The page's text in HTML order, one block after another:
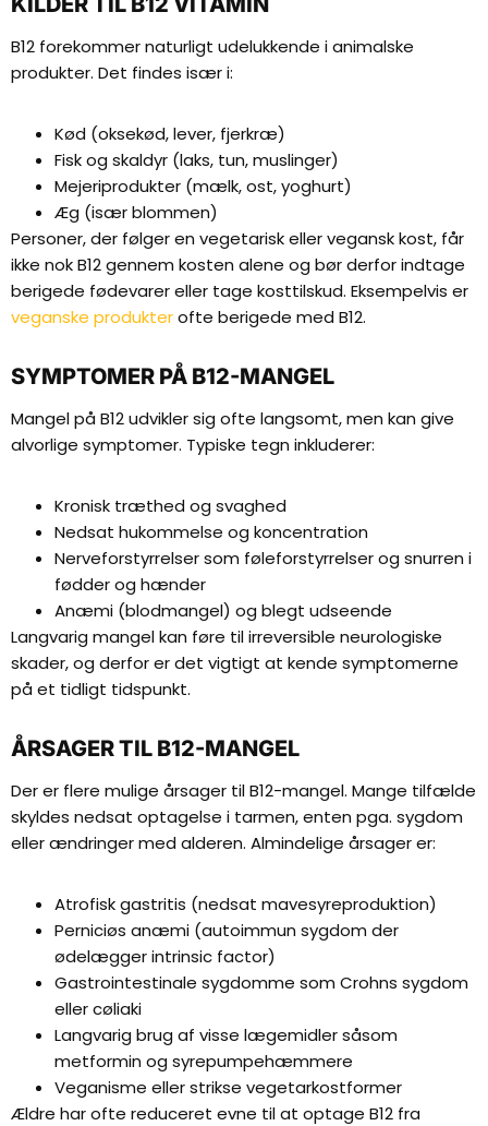
B12 forekommer naturligt udelukkende i animalske
produkter. Det findes især i:
Kød (oksekød, lever, fjerkræ)
Fisk og skaldyr (laks, tun, muslinger)
Mejeriprodukter (mælk, ost, yoghurt)
Æg (især blommen)
Personer, der følger en vegetarisk eller vegansk kost, får
ikke nok B12 gennem kosten alene og bør derfor indtage
berigede fødevarer eller tage kosttilskud. Eksempelvis er
veganske produkterofte berigede med B12.
SYMPTOMER PÅ B12-MANGEL
Mangel på B12 udvikler sig ofte langsomt, men kan give
alvorlige symptomer. Typiske tegn inkluderer:
Kronisk træthed og svaghed
Nedsat hukommelse og koncentration
Nerveforstyrrelser som føleforstyrrelser og snurren i
fødder og hænder
Anæmi (blodmangel) og blegt udseende
Langvarig mangel kan føre til irreversible neurologiske
skader, og derfor er det vigtigt at kende symptomerne
på et tidligt tidspunkt.
ÅRSAGER TIL B12-MANGEL
Der er flere mulige årsager til B12-mangel. Mange tilfælde
skyldes nedsat optagelse i tarmen, enten pga. sygdom
eller ændringer med alderen. Almindelige årsager er:
Atrofisk gastritis (nedsat mavesyreproduktion)
Perniciøs anæmi (autoimmun sygdom der
ødelægger intrinsic factor)
Gastrointestinale sygdomme som Crohns sygdom
eller cøliaki
Langvarig brug af visse lægemidler såsom
metformin og syrepumpehæmmere
Veganisme eller strikse vegetarkostformer
Ældre har ofte reduceret evne til at optage B12 fra